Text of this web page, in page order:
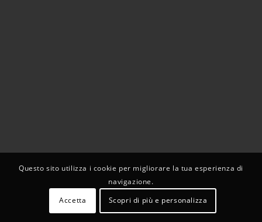
Questo sito utilizza i cookie per migliorare la tua esperienza di
navigazione.
Accetta
Scopri di più e personalizza